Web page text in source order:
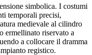
simbolica. I costumi
temporali precisi,
medievale al cilindro
ermellinato riservato a
a collocare il dramma
registico.